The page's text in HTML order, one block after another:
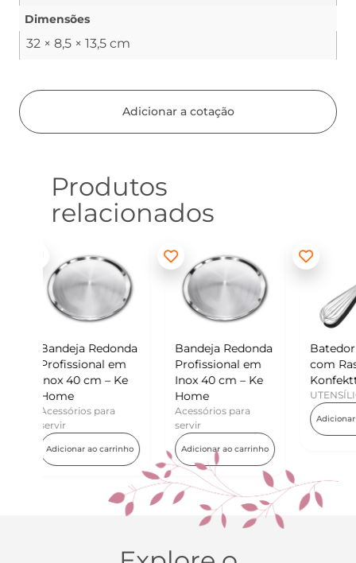
Dimensões
32 × 8,5 × 13,5 cm
Adicionar a cotação
Produtos
relacionados
Bandeja Redonda
Profissional em
Inox 40 cm – Ke
Home
Acessórios para
Adicionar ao carrinho
Batedor de Ovos
com Raspador –
Konfektt
UTENSÍLIOS
Adicionar ao carrinho